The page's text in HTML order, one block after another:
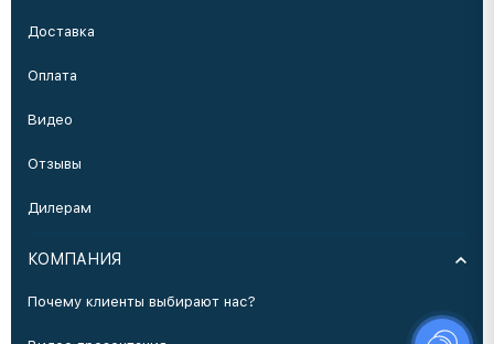
Доставка
Оплата
Видео
Отзывы
Дилерам
КОМПАНИЯ
Почему клиенты выбирают нас?